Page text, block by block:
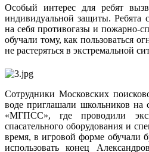
Особый интерес для ребят
индивидуальной защиты. Ребята
на себя противогазы и пожарно-
обучали тому, как пользоваться
не растеряться в экстремальной
Сотрудники Московских
воде приглашали школьников на
«МГПСС», где проводили
спасательного оборудования и
время, в игровой форме обучали
использовать конец